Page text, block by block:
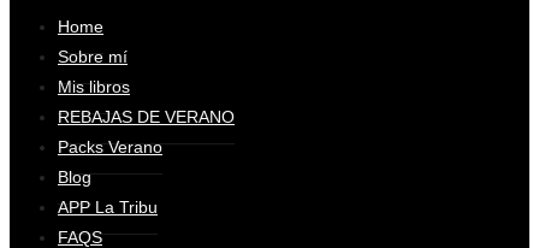
Home
Sobre mí
Mis libros
REBAJAS DE VERANO
Packs Verano
Blog
APP La Tribu
FAQS